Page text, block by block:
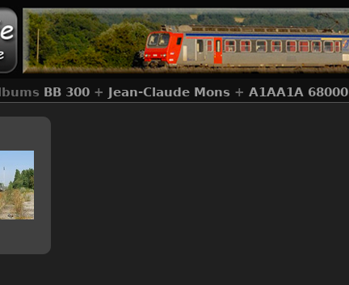
BB 300 + Jean-Claude Mons + A1AA1A 68000